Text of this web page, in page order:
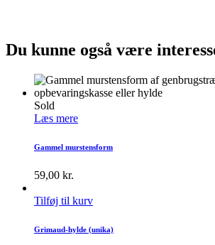
Du kunne også være
Sold
Læs mere
Gammel murstensform
59,00 kr.
Tilføj til kurv
Grimaud-hylde (unika)